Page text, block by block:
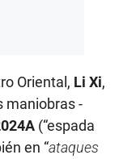
Oriental, Li Xi,
maniobras -
(“espada
en “ataques